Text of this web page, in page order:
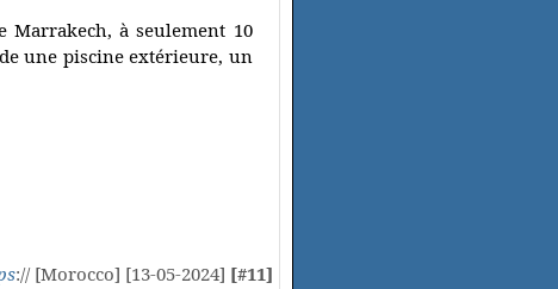
Marrakech, à seulement 10
une piscine extérieure, un
:// [Morocco] [13-05-2024] [#11]